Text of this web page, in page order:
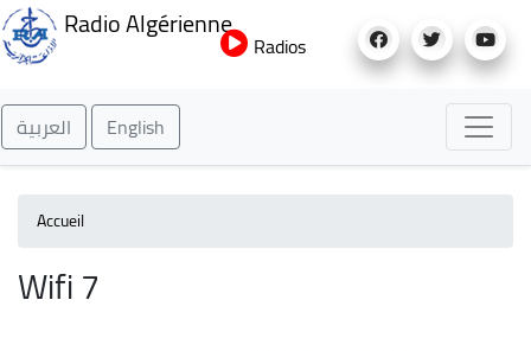
au
Radio Algérienne
Radios
العربية English
Accueil
Wifi 7